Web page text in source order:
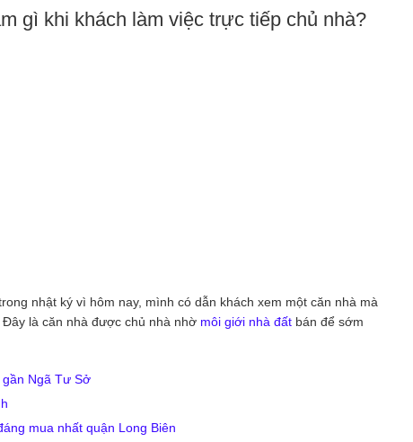
gì khi khách làm việc trực tiếp chủ nhà?
nhật ký vì hôm nay, mình có dẫn khách xem một căn nhà mà
là căn nhà được chủ nhà nhờ môi giới nhà đấtbán để sớm
Ngã Tư Sở
mua nhất quận Long Biên